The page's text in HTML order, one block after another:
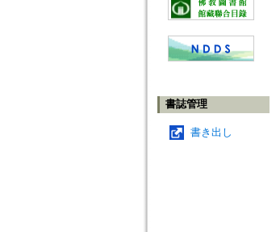
書誌管理
書き出し